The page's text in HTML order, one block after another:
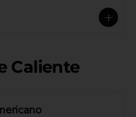
Caliente